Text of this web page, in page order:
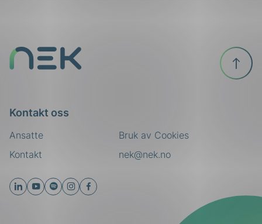
Kontakt oss
Ansatte
nek@nek.no
Kontakt
Bruk av Cookies
Til
toppen